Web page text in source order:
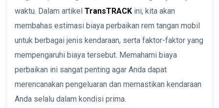
waktu. Dalam artikel TransTRACK ini, kita akan
membahas estimasi biaya perbaikan rem tangan mobil
untuk berbagai jenis kendaraan, serta faktor-faktor yang
mempengaruhi biaya tersebut. Memahami biaya
perbaikan ini sangat penting agar Anda dapat
merencanakan pengeluaran dan memastikan kendaraan
Anda selalu dalam kondisi prima.